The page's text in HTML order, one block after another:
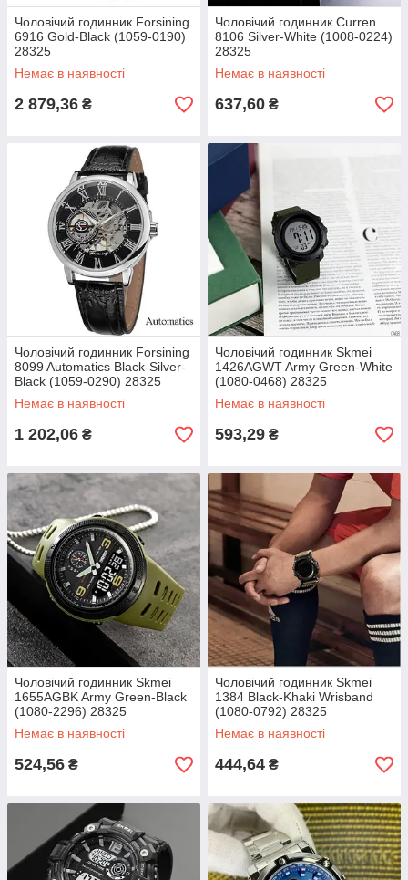
Чоловічий годинник Forsining
6916 Gold-Black (1059-0190)
28325
Немає в наявності
2 879,36 ₴
Чоловічий годинник Curren
8106 Silver-White (1008-0224)
28325
Немає в наявності
637,60 ₴
Чоловічий годинник Forsining
8099 Automatics Black-Silver-
Black (1059-0290) 28325
Немає в наявності
1 202,06 ₴
Чоловічий годинник Skmei
1426AGWT Army Green-White
(1080-0468) 28325
Немає в наявності
593,29 ₴
Чоловічий годинник Skmei
1655AGBK Army Green-Black
(1080-2296) 28325
Немає в наявності
524,56 ₴
Чоловічий годинник Skmei
1384 Black-Khaki Wrisband
(1080-0792) 28325
Немає в наявності
444,64 ₴